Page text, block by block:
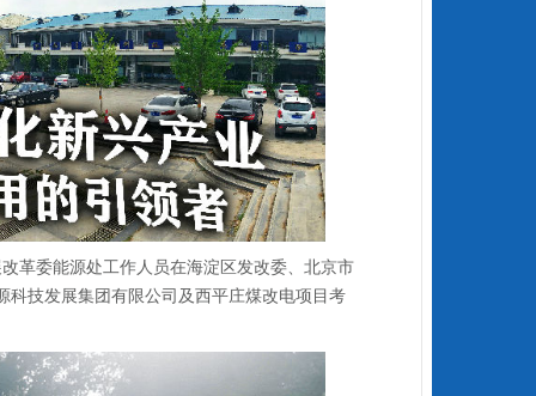
革委能源处工作人员在海淀区发改委、北京市
科技发展集团有限公司及西平庄煤改电项目考